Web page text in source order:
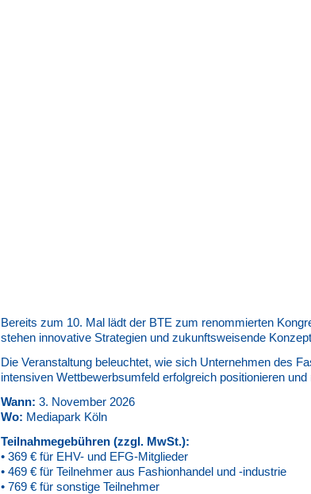
Bereits zum 10. Mal lädt der BTE zum renommierten
stehen innovative Strategien und zukunftsweisende
Die Veranstaltung beleuchtet, wie sich Unternehmen des
intensiven Wettbewerbsumfeld erfolgreich positionieren
Wann: 3. November 2026
Wo: Mediapark Köln
Teilnahmegebühren (zzgl. MwSt.):
• 369 € für EHV- und EFG-Mitglieder
• 469 € für Teilnehmer aus Fashionhandel und -industrie
• 769 € für sonstige Teilnehmer